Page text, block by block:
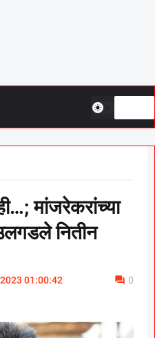
मांजरेकरांच्या
नितीन
01:00:42 0